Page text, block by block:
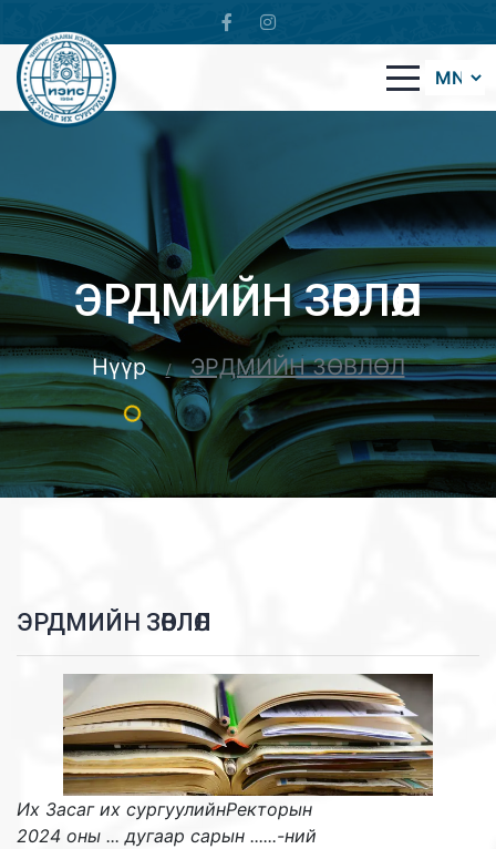
ЭРДМИЙН ЗӨВЛӨЛ
Нүүр ЭРДМИЙН ЗӨВЛӨЛ
ЭРДМИЙН ЗӨВЛӨЛ
Их Засаг их сургуулийнРекторын
2024 оны ... дугаар сарын ......-ний